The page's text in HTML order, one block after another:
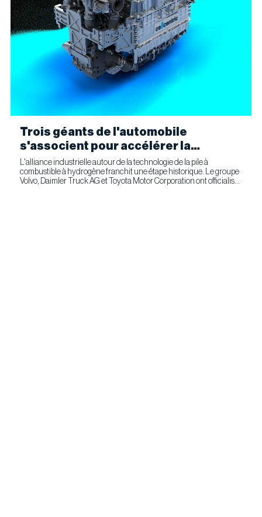
Trois géants de l'automobile
s'associent pour accélérer la
fabrication industrielle de piles à
combustible pour le transport
commercial
L'alliance industrielle autour de la technologie de la pile à
combustible à hydrogène franchit une étape historique. Le groupe
Volvo, Daimler Truck AG et Toyota Motor Corporation ont officialisé